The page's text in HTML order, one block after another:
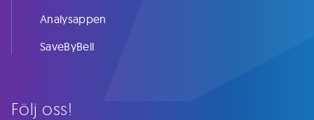
Följ oss!
Analysappen
SaveByBell